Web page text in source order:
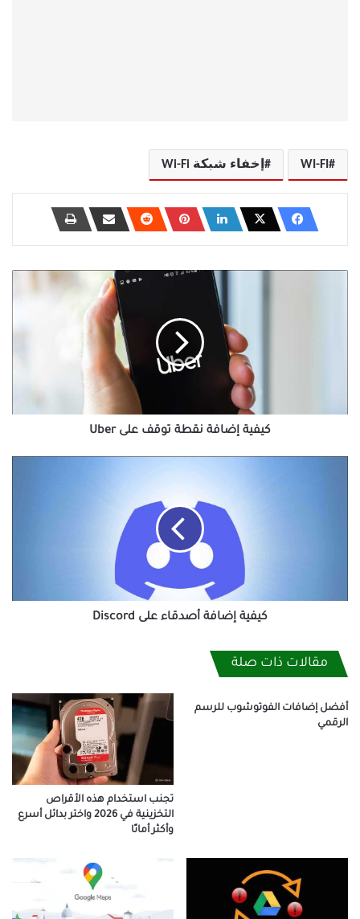
WI-FI إخفاء شبكة Wi-Fi
كيفية إضافة نقطة توقف على Uber
كيفية إضافة أصدقاء على Discord
مقالات ذات صلة
أفضل إضافات الفوتوشوب للرسم
الرقمي
تجنب استخدام هذه الأقراص
التخزينية في 2026 واختر بدائل أسرع
وأكثر أمانًا